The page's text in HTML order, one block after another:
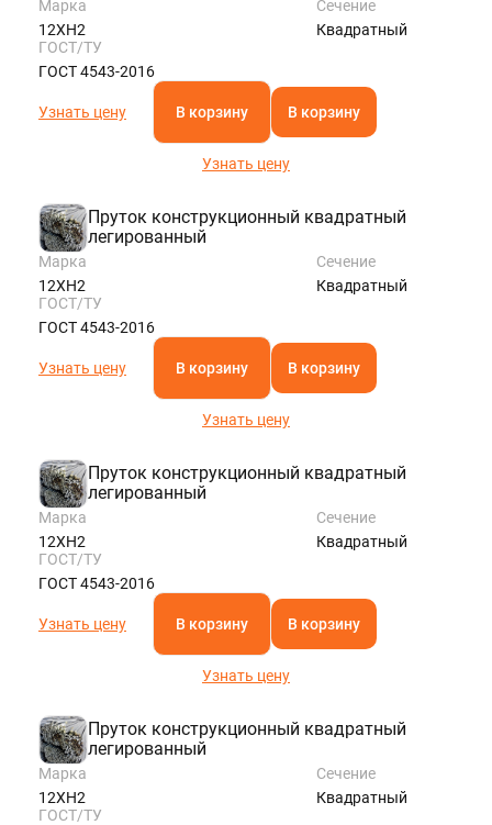
Марка
12ХН2
Сечение
Квадратный
ГОСТ/ТУ
ГОСТ 4543-2016
Узнать цену В корзину В корзину
Узнать цену
Пруток конструкционный квадратный
легированный
Марка
12ХН2
Сечение
Квадратный
ГОСТ/ТУ
ГОСТ 4543-2016
Узнать цену В корзину В корзину
Узнать цену
Пруток конструкционный квадратный
легированный
Марка
12ХН2
Сечение
Квадратный
ГОСТ/ТУ
ГОСТ 4543-2016
Узнать цену В корзину В корзину
Узнать цену
Пруток конструкционный квадратный
легированный
Марка
12ХН2
Сечение
Квадратный
ГОСТ/ТУ